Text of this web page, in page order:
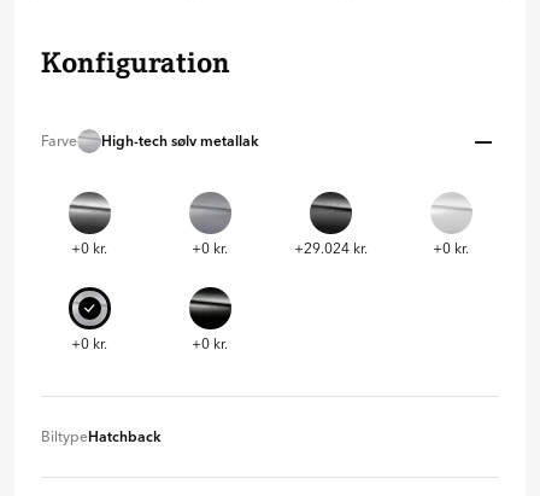
Konfiguration
Farve High-tech sølv metallak
+0 kr. +0 kr. +29.024 kr. +0 kr.
+0 kr. +0 kr.
BiltypeHatchback